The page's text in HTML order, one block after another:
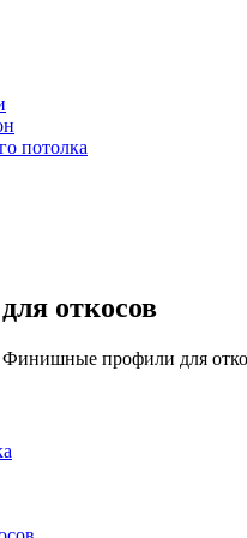
потолка
откосов
Финишные профили для